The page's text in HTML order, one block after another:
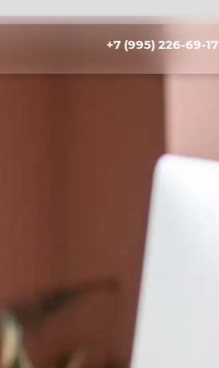
+7 (995) 226-69-17